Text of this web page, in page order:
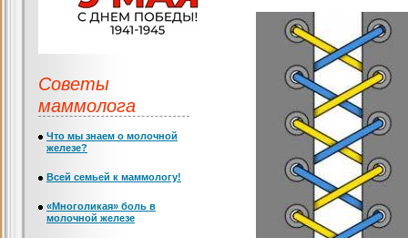
Советы
маммолога
Что мы знаем о молочной
железе?
Всей семьей к маммологу!
«Многоликая» боль в
молочной железе